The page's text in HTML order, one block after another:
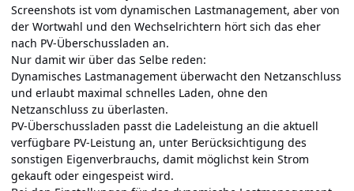
Screenshots ist vom dynamischen Lastmanagement, aber von
der Wortwahl und den Wechselrichtern hört sich das eher
nach PV-Überschussladen an.
Nur damit wir über das Selbe reden:
Dynamisches Lastmanagement überwacht den Netzanschluss
und erlaubt maximal schnelles Laden, ohne den
Netzanschluss zu überlasten.
PV-Überschussladen passt die Ladeleistung an die aktuell
verfügbare PV-Leistung an, unter Berücksichtigung des
sonstigen Eigenverbrauchs, damit möglichst kein Strom
gekauft oder eingespeist wird.